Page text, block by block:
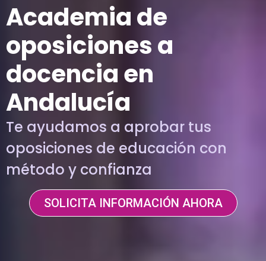
Academia de
oposiciones a
docencia en
Andalucía
Te ayudamos a aprobar tus
oposiciones de educación con
método y confianza
SOLICITA INFORMACIÓN AHORA